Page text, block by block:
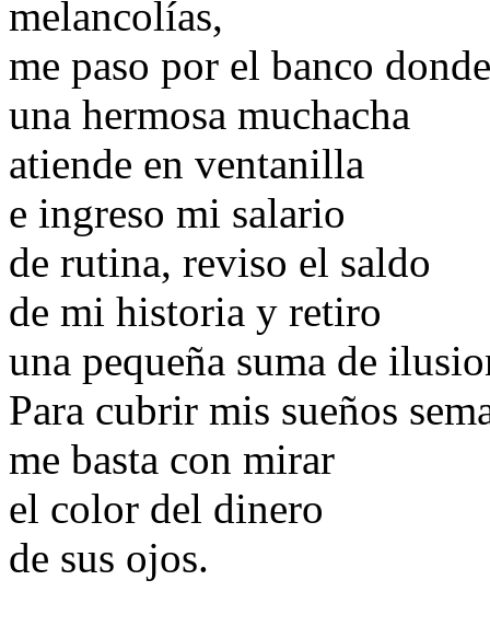
melancolías,
me paso por el banco donde
una hermosa muchacha
atiende en ventanilla
e ingreso mi salario
de rutina, reviso el saldo
de mi historia y retiro
una pequeña suma de
Para cubrir mis sueños
me basta con mirar
el color del dinero
de sus ojos.